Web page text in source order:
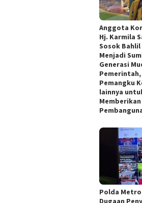
Anggota
Hj. Karmila
Sosok
Menjadi
Generasi
Pemangku
lainnya
Polda
Dugaan